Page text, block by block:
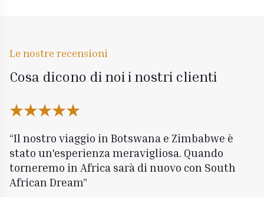
Le nostre recensioni
Cosa dicono di noi i nostri clienti
Il nostro viaggio in Botswana e Zimbabwe è
stato un'esperienza meravigliosa. Quando
torneremo in Africa sarà di nuovo con South
African Dream